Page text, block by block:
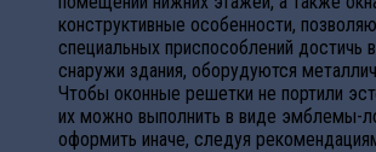
конструктивные особенности,
специальных приспособлений достичь
снаружи здания, оборудуются
Чтобы оконные решетки не портили
их можно выполнить в виде эмблемы-
оформить иначе, следуя